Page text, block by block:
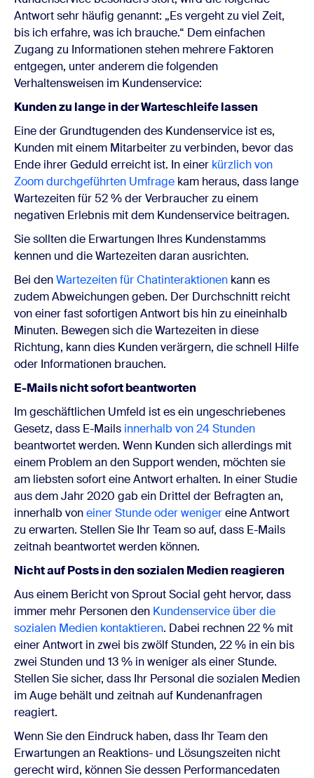
Antwort sehr häufig genannt: „Es vergeht zu viel Zeit,
bis ich erfahre, was ich brauche.“ Dem einfachen
Zugang zu Informationen stehen mehrere Faktoren
entgegen, unter anderem die folgenden
Verhaltensweisen im Kundenservice:
Kunden zu lange in der Warteschleife lassen
Eine der Grundtugenden des Kundenservice ist es,
Kunden mit einem Mitarbeiter zu verbinden, bevor das
Ende ihrer Geduld erreicht ist. In einer kürzlich von
Zoom durchgeführten Umfrage kam heraus, dass lange
Wartezeiten für 52 % der Verbraucher zu einem
negativen Erlebnis mit dem Kundenservice beitragen.
Sie sollten die Erwartungen Ihres Kundenstamms
kennen und die Wartezeiten daran ausrichten.
Bei denWartezeiten für Chatinteraktionen kann es
zudem Abweichungen geben. Der Durchschnitt reicht
von einer fast sofortigen Antwort bis hin zu eineinhalb
Minuten. Bewegen sich die Wartezeiten in diese
Richtung, kann dies Kunden verärgern, die schnell Hilfe
oder Informationen brauchen.
E-Mails nicht sofort beantworten
Im geschäftlichen Umfeld ist es ein ungeschriebenes
Gesetz, dass E-Mails innerhalb von 24 Stunden
beantwortet werden. Wenn Kunden sich allerdings mit
einem Problem an den Support wenden, möchten sie
am liebsten sofort eine Antwort erhalten. In einer Studie
aus dem Jahr 2020 gab ein Drittel der Befragten an,
innerhalb voneiner Stunde oder wenigereine Antwort
zu erwarten. Stellen Sie Ihr Team so auf, dass E-Mails
zeitnah beantwortet werden können.
Nicht auf Posts in den sozialen Medien reagieren
Aus einem Bericht von Sprout Social geht hervor, dass
immer mehr Personen den Kundenservice über die
sozialen Medien kontaktieren. Dabei rechnen 22 % mit
einer Antwort in zwei bis zwölf Stunden, 22 % in ein bis
zwei Stunden und 13 % in weniger als einer Stunde.
Stellen Sie sicher, dass Ihr Personal die sozialen Medien
im Auge behält und zeitnah auf Kundenanfragen
reagiert.
Wenn Sie den Eindruck haben, dass Ihr Team den
Erwartungen an Reaktions- und Lösungszeiten nicht
gerecht wird, können Sie dessen Performancedaten